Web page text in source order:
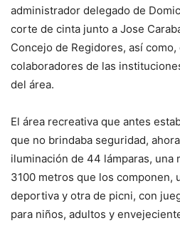
administrador delegado de
corte de cinta junto a Jose
Concejo de Regidores, así
colaboradores de las
del área.
El área recreativa que antes
que no brindaba seguridad,
iluminación de 44 lámparas, una
3100 metros que los componen,
deportiva y otra de picni, con
para niños, adultos y